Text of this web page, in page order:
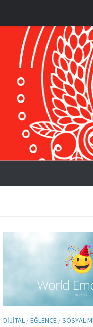
DIJITAL /EĞLENCE /SOSYAL